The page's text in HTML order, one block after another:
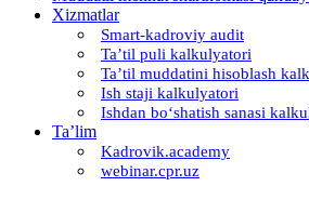
Xizmatlar
Smart-kadroviy audit
Ta’til puli kalkulyatori
Ta’til muddatini hisoblash
Ish staji kalkulyatori
Ishdan boʻshatish sanasi
Ta’lim
Kadrovik.academy
webinar.cpr.uz